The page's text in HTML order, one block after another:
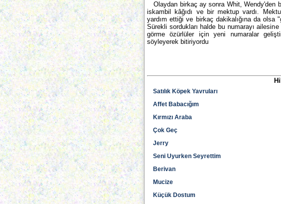
Olaydan birkaç ay sonra Whit, Wendy'den
iskambil kâğıdı ve bir mektup vardı.
yardım ettiği ve birkaç dakikalığına da olsa
Sürekli sordukları halde bu numarayı
görme özürlüler için yeni numaralar
söyleyerek bitiriyordu
Satılık Köpek Yavruları
Affet Babacığım
Kırmızı Araba
Çok Geç
Jerry
Seni Uyurken Seyrettim
Berivan
Mucize
Küçük Dostum